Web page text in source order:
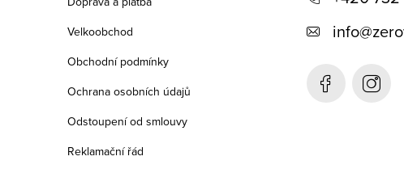
Velkoobchod
Obchodní podmínky
Ochrana osobních údajů
Odstoupení od smlouvy
Reklamační řád
info@